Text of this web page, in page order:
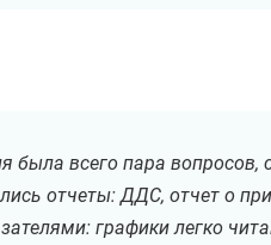
была всего пара
отчеты: ДДС, отчет о
графики легко